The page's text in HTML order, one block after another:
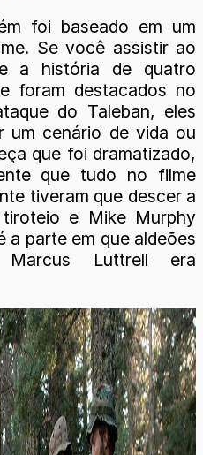
foi baseado em um
Se você assistir ao
a história de quatro
foram destacados no
do Taleban, eles
um cenário de vida ou
que foi dramatizado,
que tudo no filme
tiveram que descer a
e Mike Murphy
a parte em que aldeões
Marcus Luttrell era